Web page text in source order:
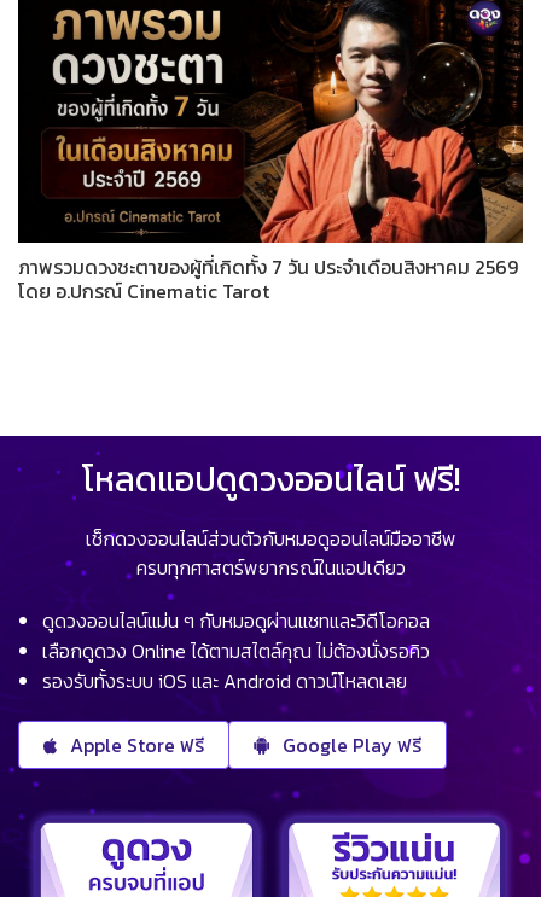
ภาพรวมดวงชะตาของผู้ที่เกิดทั้ง 7 วัน ประจำเดือนสิงหาคม 2569
โดย อ.ปกรณ์ Cinematic Tarot
โหลดแอปดูดวงออนไลน์ ฟรี!
เช็กดวงออนไลน์ส่วนตัวกับหมอดูออนไลน์มืออาชีพ
ครบทุกศาสตร์พยากรณ์ในแอปเดียว
ดูดวงออนไลน์แม่น ๆ กับหมอดูผ่านแชทและวิดีโอคอล
เลือกดูดวง Online ได้ตามสไตล์คุณ ไม่ต้องนั่งรอคิว
รองรับทั้งระบบ iOS และ Android ดาวน์โหลดเลย
Apple Store ฟรี Google Play ฟรี